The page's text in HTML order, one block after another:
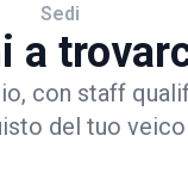
Sedi
a
con staff
del tuo